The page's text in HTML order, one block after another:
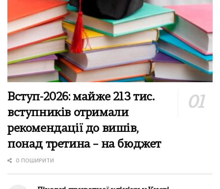
Вступ-2026: майже 213 тис.
вступників отримали
рекомендації до вишів,
понад третина – на бюджет
0 ПОШИРИТИ